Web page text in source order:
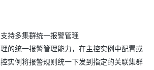
持多集群统一报警管理
的统一报警管理能力，在主控实例中配置或
实例将报警规则统一下发到指定的关联集群